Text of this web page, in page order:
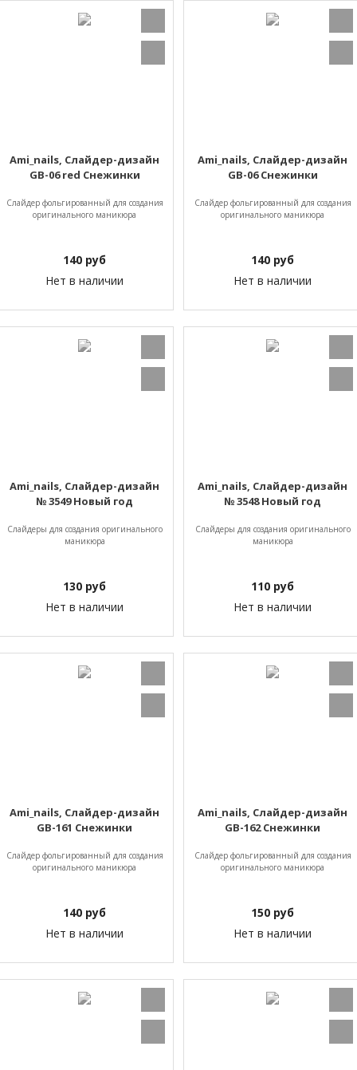
Ami_nails, Слайдер-дизайн
GB-06 red Снежинки
Слайдер фольгированный для создания
оригинального маникюра
140 руб
Нет в наличии
Ami_nails, Слайдер-дизайн
GB-06 Снежинки
Слайдер фольгированный для создания
оригинального маникюра
140 руб
Нет в наличии
Ami_nails, Слайдер-дизайн
№ 3549 Новый год
Слайдеры для создания оригинального
маникюра
130 руб
Нет в наличии
Ami_nails, Слайдер-дизайн
№ 3548 Новый год
Слайдеры для создания оригинального
маникюра
110 руб
Нет в наличии
Ami_nails, Слайдер-дизайн
GB-161 Снежинки
Слайдер фольгированный для создания
оригинального маникюра
140 руб
Нет в наличии
Ami_nails, Слайдер-дизайн
GB-162 Снежинки
Слайдер фольгированный для создания
оригинального маникюра
150 руб
Нет в наличии